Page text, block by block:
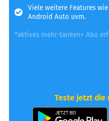
Viele weitere Features
Android Auto uvm.
*aktives mehr-tanken+ Abo
Teste jetzt die